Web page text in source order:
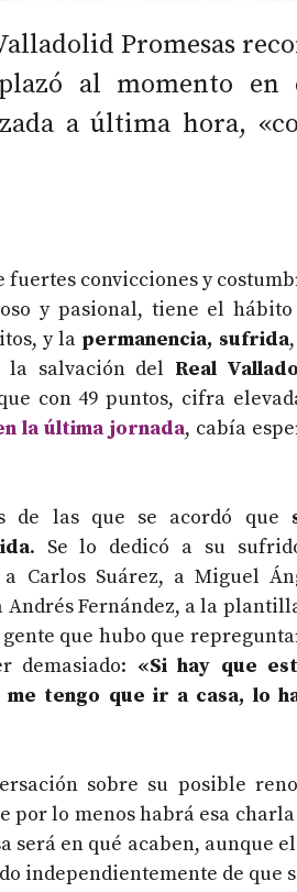
Promesas
al momento
a última hora,
fuertes convicciones y
y pasional, tiene el hábito
y la permanencia, sufrida
la salvación del Real
con 49 puntos, cifra
la última jornada, cabía
de las que se acordó que
. Se lo dedicó a su
Carlos Suárez, a Miguel
Andrés Fernández, a la
que hubo que
demasiado: «Si hay que
tengo que ir a casa, lo
sobre su posible
por lo menos habrá esa
será en qué acaben, aunque
independientemente de que